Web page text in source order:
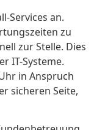
Services an.
zu
zur Stelle. Dies
IT-Systeme.
in Anspruch
sicheren Seite,